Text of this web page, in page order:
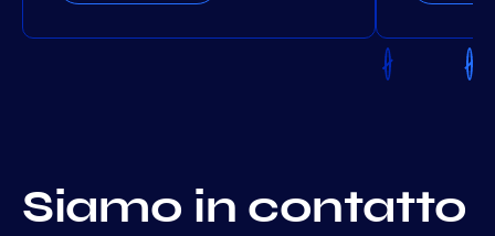
Siamo in contatto